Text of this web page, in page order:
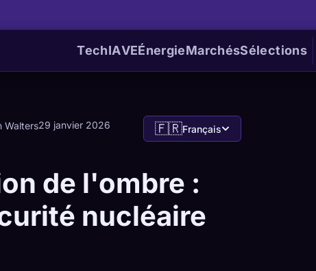
TechIAVEÉnergieMarchésSélections
Walters29 janvier 2026 🇫🇷Français
de l'ombre :
nucléaire